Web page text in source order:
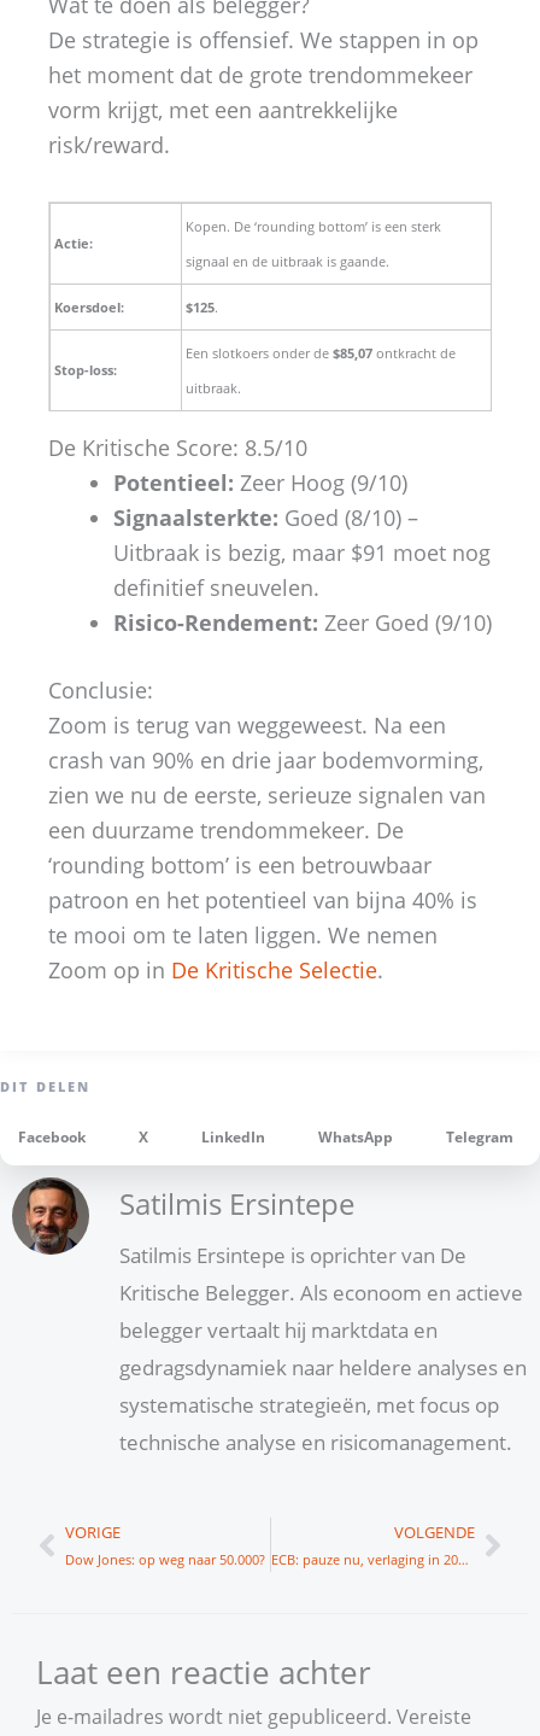
De strategie is offensief. We stappen in op
het moment dat de grote trendommekeer
vorm krijgt, met een aantrekkelijke
risk/reward.
Actie:
Kopen. De ‘rounding bottom’ is een sterk
signaal en de uitbraak is gaande.
Koersdoel: $125.
Stop-loss:
Een slotkoers onder de $85,07 ontkracht de
uitbraak.
De Kritische Score: 8.5/10
Potentieel: Zeer Hoog (9/10)
Signaalsterkte: Goed (8/10) –
Uitbraak is bezig, maar $91 moet nog
definitief sneuvelen.
Risico-Rendement: Zeer Goed (9/10)
Conclusie:
Zoom is terug van weggeweest. Na een
crash van 90% en drie jaar bodemvorming,
zien we nu de eerste, serieuze signalen van
een duurzame trendommekeer. De
‘rounding bottom’ is een betrouwbaar
patroon en het potentieel van bijna 40% is
te mooi om te laten liggen. We nemen
Zoom op in De Kritische Selectie.
Facebook X LinkedIn WhatsApp Telegram
Satilmis Ersintepe
Satilmis Ersintepe is oprichter van De
Kritische Belegger. Als econoom en actieve
belegger vertaalt hij marktdata en
gedragsdynamiek naar heldere analyses en
systematische strategieën, met focus op
technische analyse en risicomanagement.
Vorige
VORIGE
Dow Jones: op weg naar 50.000?
VOLGENDE
ECB: pauze nu, verlaging in 2026?
Laat een reactie achter
Je e-mailadres wordt niet gepubliceerd. Vereiste